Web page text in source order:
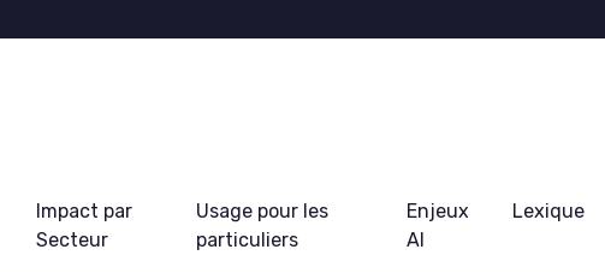
Impact par
Secteur
Usage pour les
particuliers
Enjeux
AI
Lexique